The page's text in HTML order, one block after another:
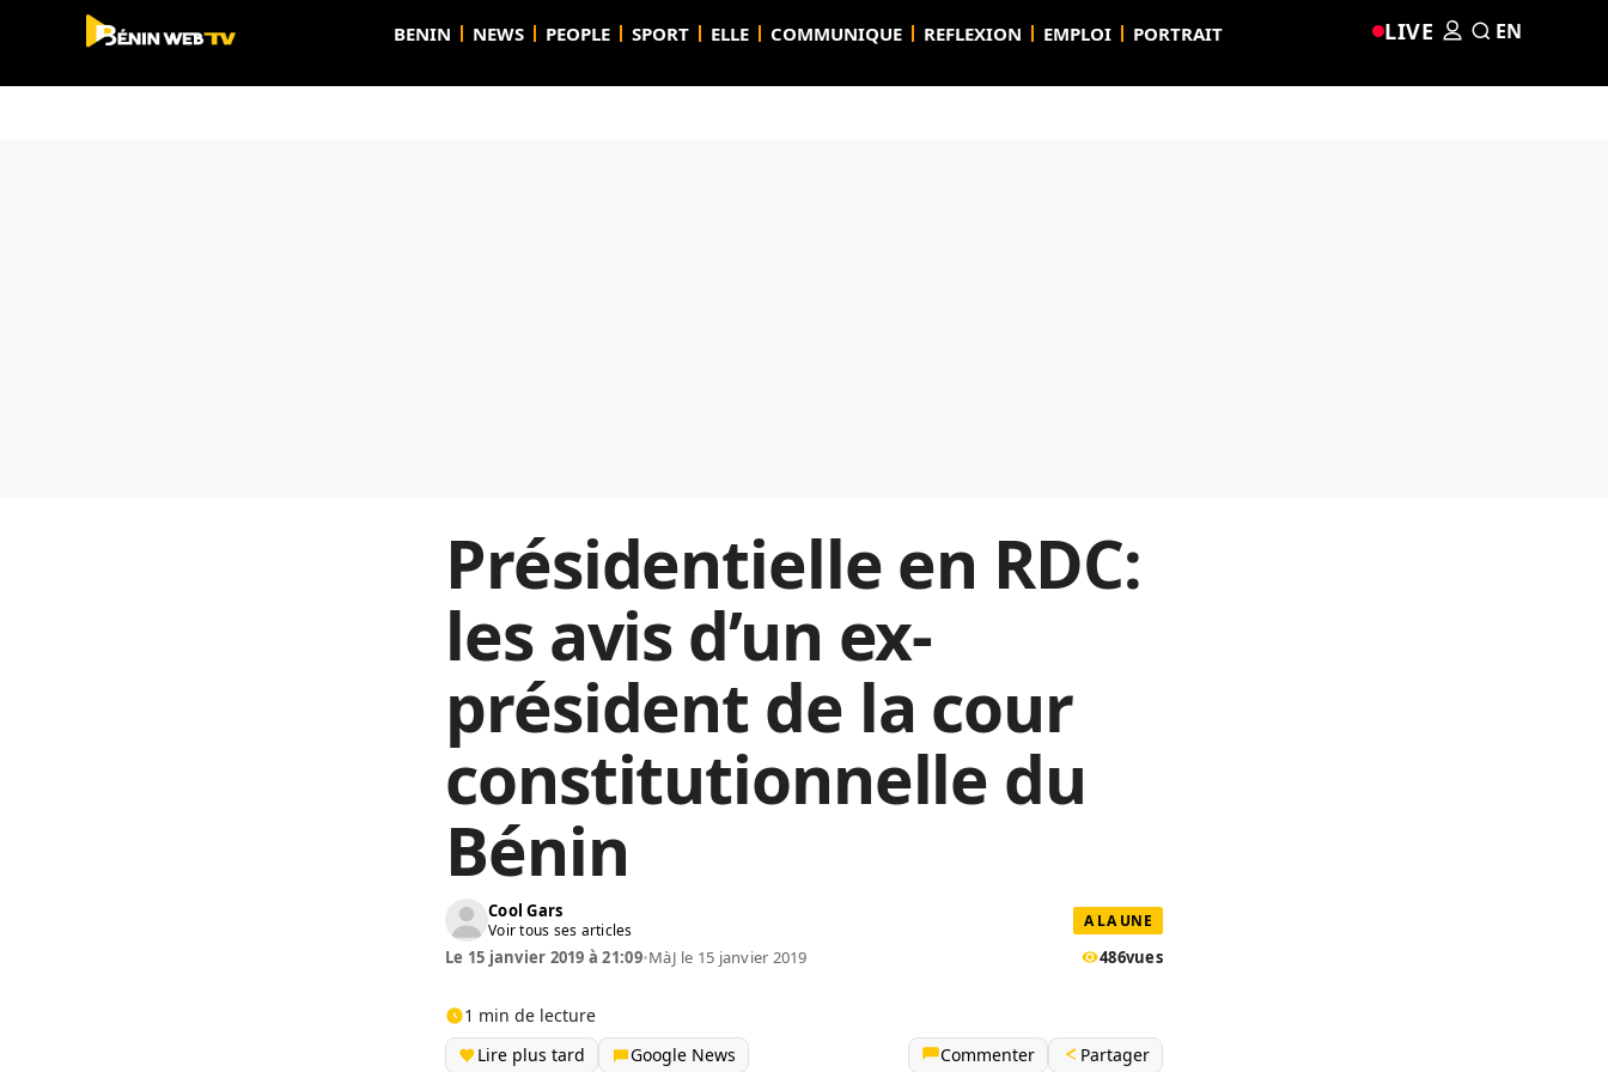
BENIN NEWS PEOPLE SPORT ELLE COMMUNIQUE REFLEXION EMPLOI PORTRAIT LIVE EN
Présidentielle en RDC:
les avis d’un ex-
président de la cour
constitutionnelle du
Bénin
Cool Gars
Voir tous ses articles A LA UNE
Le 15 janvier 2019 à 21:09•MàJ le 15 janvier 2019 486vues
1 min de lecture
Lire plus tard
Google News Commenter Partager